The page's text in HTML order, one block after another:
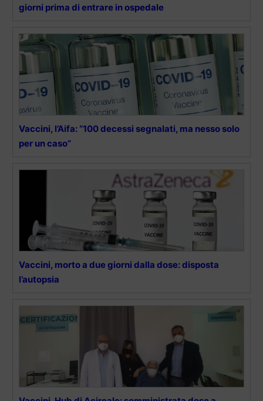
giorni prima di entrare in ospedale
Vaccini, l’Aifa: “100 decessi segnalati, ma nesso solo
per un caso”
Vaccini, morto a due giorni dalla dose: disposta
l’autopsia